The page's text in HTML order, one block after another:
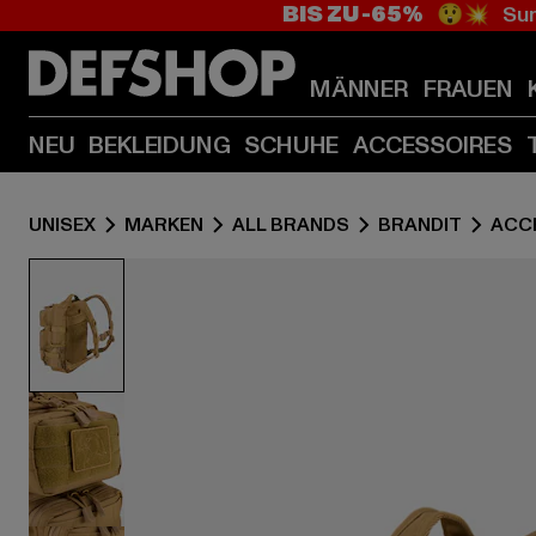
BIS ZU -65% 😲💥
MÄNNER FRAUEN
NEU BEKLEIDUNG SCHUHE ACCESSOIRES
UNISEX MARKEN ALL BRANDS BRANDIT